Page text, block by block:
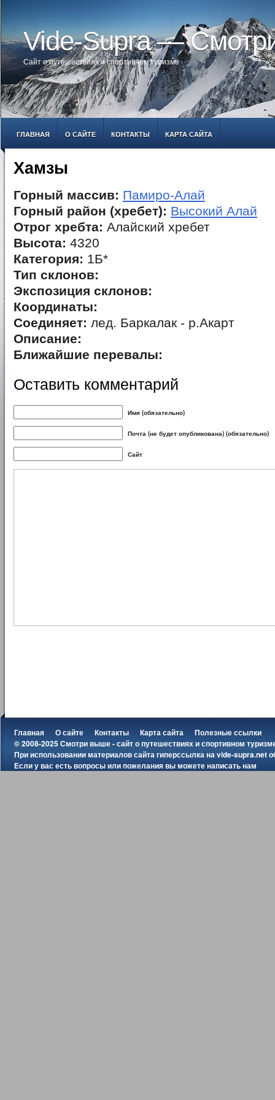
Vide-Supra —
Сайт о путешествиях и спортивном туризме
ГЛАВНАЯ О САЙТЕ КОНТАКТЫ КАРТА САЙТА
Хамзы
Горный массив: Памиро-Алай
Горный район (хребет): Высокий Алай
Отрог хребта: Алайский хребет
Высота: 4320
Категория: 1Б*
Тип склонов:
Экспозиция склонов:
Координаты:
Соединяет: лед. Баркалак - р.Акарт
Описание:
Ближайшие перевалы:
Оставить комментарий
Имя (обязательно)
Почта (не будет опубликована) (обязательно)
Сайт
Главная О сайте Контакты Карта сайта
Полезные ссылки
© 2008-2025 Смотри выше - сайт о путешествиях и спортивном
При использовании материалов сайта гиперссылка наvide-supra.net
Если у вас есть вопросы или пожелания вы можетенаписать нам